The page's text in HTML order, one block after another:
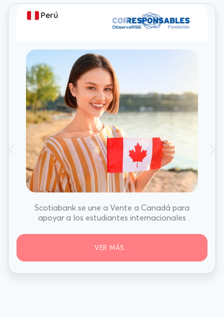
Perú
Scotiabank se une a Vente a Canadá para
apoyar a los estudiantes internacionales
VER MÁS...